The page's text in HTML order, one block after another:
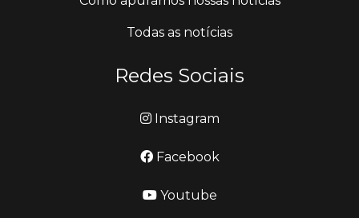
Todas as notícias
Redes Sociais
Instagram
Facebook
Youtube